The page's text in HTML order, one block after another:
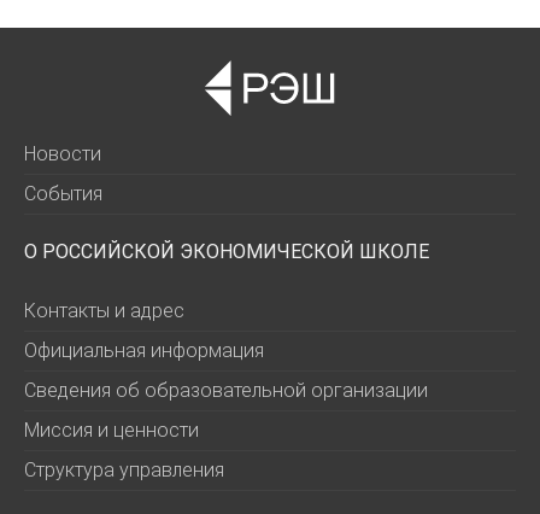
Новости
События
О РОССИЙСКОЙ ЭКОНОМИЧЕСКОЙ ШКОЛЕ
Контакты и адрес
Официальная информация
Сведения об образовательной организации
Миссия и ценности
Структура управления